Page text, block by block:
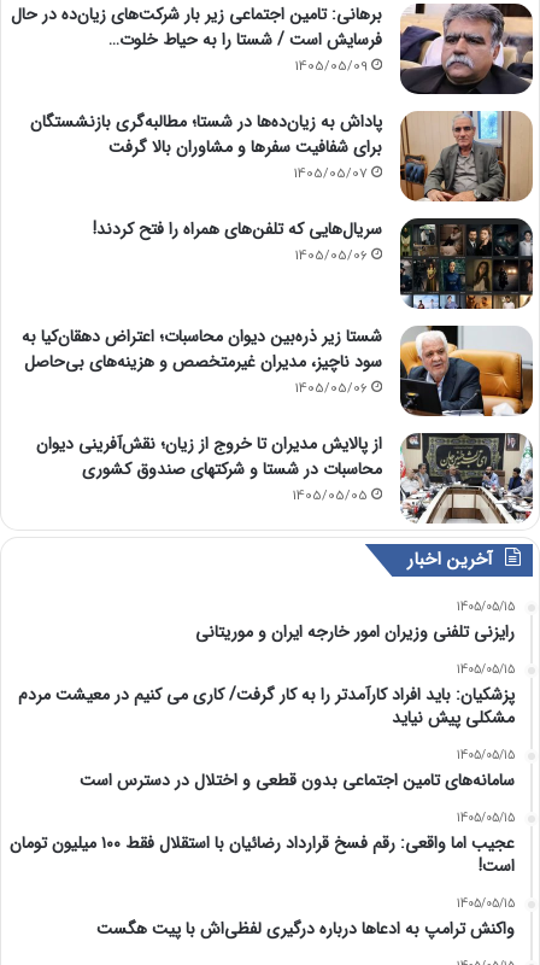
برهانی: تامین اجتماعی زیر بار شرکت‌های زیان‌ده در حال
فرسایش است / شستا را به حیاط خلوت…
1405/05/09
پاداش به زیان‌ده‌ها در شستا؛ مطالبه‌گری بازنشستگان
برای شفافیت سفرها و مشاوران بالا گرفت
1405/05/07
سریال‌هایی که تلفن‌های همراه را فتح کردند!
1405/05/06
شستا زیر ذره‌بین دیوان محاسبات؛ اعتراض دهقان‌کیا به
سود ناچیز، مدیران غیرمتخصص و هزینه‌های بی‌حاصل
1405/05/06
از پالایش مدیران تا خروج از زیان؛ نقش‌آفرینی دیوان
محاسبات در شستا و شرکتهای صندوق کشوری
1405/05/05
آخرین اخبار
1405/05/15
رایزنی تلفنی وزیران امور خارجه ایران و موریتانی
1405/05/15
پزشکیان: باید افراد کارآمدتر را به کار گرفت/ کاری می کنیم در معیشت مردم
مشکلی پیش نیاید
1405/05/15
سامانه‌های تامین اجتماعی بدون قطعی و اختلال در دسترس است
1405/05/15
عجیب اما واقعی: رقم فسخ قرارداد رضائیان با استقلال فقط ۱۰۰ میلیون تومان
است!
1405/05/15
واکنش ترامپ به ادعاها درباره درگیری لفظی‌اش با پیت هگست